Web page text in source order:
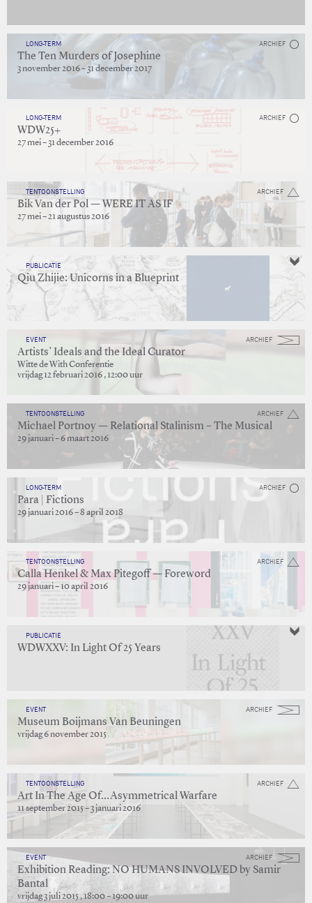
ARCHIEF
LONG-TERM
The Ten Murders of Josephine
3 november 2016 – 31 december 2017
ARCHIEF
LONG-TERM
WDW25+
27 mei – 31 december 2016
ARCHIEF
TENTOONSTELLING
Bik Van der Pol — WERE IT AS IF
27 mei – 21 augustus 2016
PUBLICATIE
Qiu Zhijie: Unicorns in a Blueprint
ARCHIEF
EVENT
Artists’ Ideals and the Ideal Curator
Witte de With Conferentie
vrijdag 12 februari 2016 , 12:00 uur
ARCHIEF
TENTOONSTELLING
Michael Portnoy — Relational Stalinism – The Musical
29 januari – 6 maart 2016
ARCHIEF
LONG-TERM
Para | Fictions
29 januari 2016 – 8 april 2018
ARCHIEF
TENTOONSTELLING
Calla Henkel & Max Pitegoff — Foreword
29 januari – 10 april 2016
PUBLICATIE
WDWXXV: In Light Of 25 Years
ARCHIEF
EVENT
Museum Boijmans Van Beuningen
vrijdag 6 november 2015
ARCHIEF
TENTOONSTELLING
Art In The Age Of…Asymmetrical Warfare
11 september 2015 – 3 januari 2016
ARCHIEF
EVENT
Exhibition Reading: NO HUMANS INVOLVED by Samir
Bantal
vrijdag 3 juli 2015 , 18:00 – 19:00 uur